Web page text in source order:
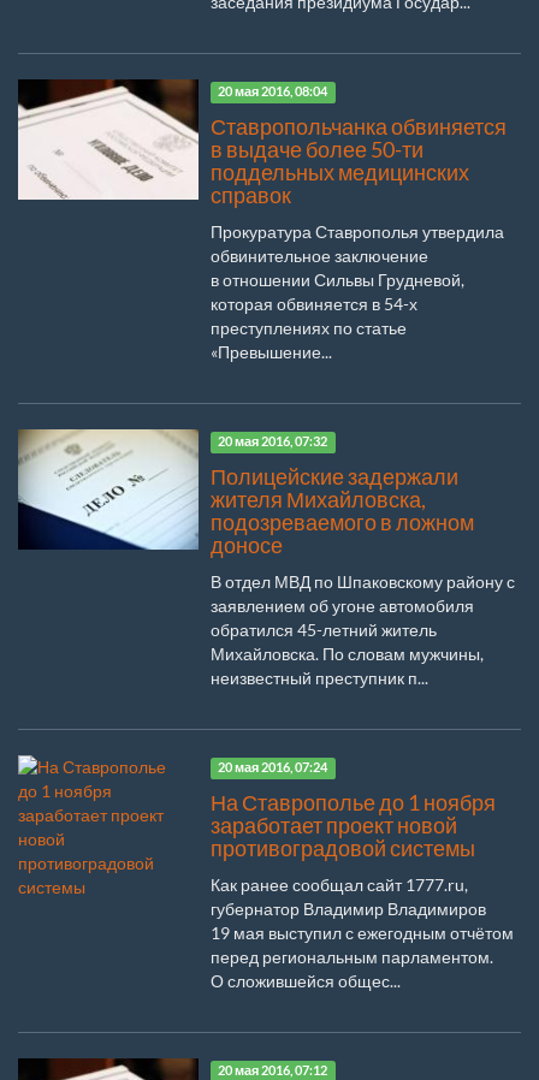
20 мая 2016, 08:04
Ставропольчанка обвиняется
в выдаче более 50-ти
поддельных медицинских
справок
Прокуратура Ставрополья утвердила
обвинительное заключение
в отношении Сильвы Грудневой,
которая обвиняется в 54-х
преступлениях по статье
«Превышение...
20 мая 2016, 07:32
Полицейские задержали
жителя Михайловска,
подозреваемого в ложном
доносе
В отдел МВД по Шпаковскому району с
заявлением об угоне автомобиля
обратился 45-летний житель
Михайловска. По словам мужчины,
неизвестный преступник п...
20 мая 2016, 07:24
На Ставрополье до 1 ноября
заработает проект новой
противоградовой системы
Как ранее сообщал сайт 1777.ru,
губернатор Владимир Владимиров
19 мая выступил с ежегодным отчётом
перед региональным парламентом.
О сложившейся общес...
20 мая 2016, 07:12